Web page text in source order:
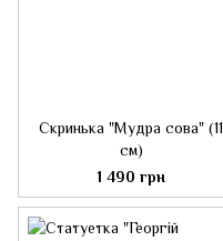
Скринька "Мудра сова" (11
см)
1 490 грн